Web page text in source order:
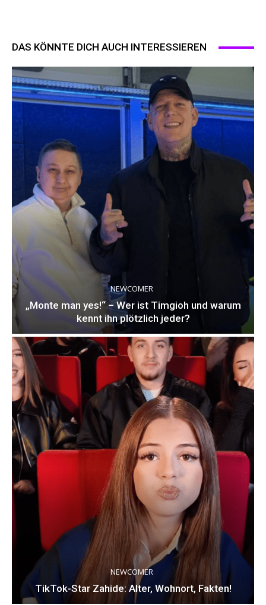
DAS KÖNNTE DICH AUCH INTERESSIEREN
NEWCOMER
„Monte man yes!“ – Wer ist Timgioh und warum
kennt ihn plötzlich jeder?
NEWCOMER
TikTok-Star Zahide: Alter, Wohnort, Fakten!